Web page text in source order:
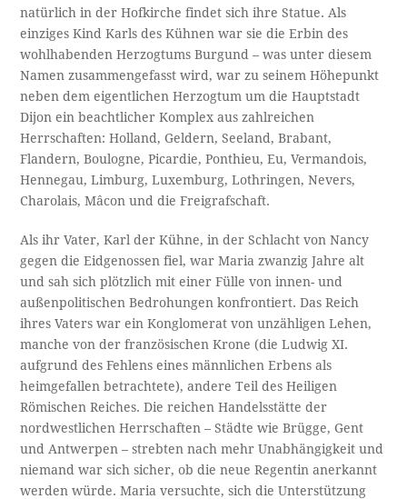
natürlich in der Hofkirche findet sich ihre Statue. Als
einziges Kind Karls des Kühnen war sie die Erbin des
wohlhabenden Herzogtums Burgund – was unter diesem
Namen zusammengefasst wird, war zu seinem Höhepunkt
neben dem eigentlichen Herzogtum um die Hauptstadt
Dijon ein beachtlicher Komplex aus zahlreichen
Herrschaften: Holland, Geldern, Seeland, Brabant,
Flandern, Boulogne, Picardie, Ponthieu, Eu, Vermandois,
Hennegau, Limburg, Luxemburg, Lothringen, Nevers,
Charolais, Mâcon und die Freigrafschaft.
Als ihr Vater, Karl der Kühne, in der Schlacht von Nancy
gegen die Eidgenossen fiel, war Maria zwanzig Jahre alt
und sah sich plötzlich mit einer Fülle von innen- und
außenpolitischen Bedrohungen konfrontiert. Das Reich
ihres Vaters war ein Konglomerat von unzähligen Lehen,
manche von der französischen Krone (die Ludwig XI.
aufgrund des Fehlens eines männlichen Erbens als
heimgefallen betrachtete), andere Teil des Heiligen
Römischen Reiches. Die reichen Handelsstätte der
nordwestlichen Herrschaften – Städte wie Brügge, Gent
und Antwerpen – strebten nach mehr Unabhängigkeit und
niemand war sich sicher, ob die neue Regentin anerkannt
werden würde. Maria versuchte, sich die Unterstützung